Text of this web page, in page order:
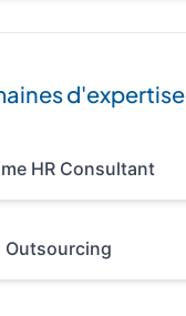
d'expertise
HR Consultant
Outsourcing